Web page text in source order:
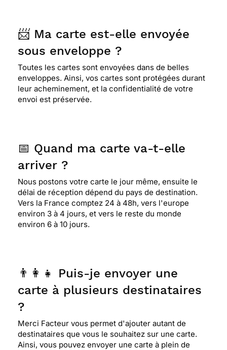
📨 Ma carte est-elle envoyée
sous enveloppe ?
Toutes les cartes sont envoyées dans de belles
enveloppes. Ainsi, vos cartes sont protégées durant
leur acheminement, et la confidentialité de votre
envoi est préservée.
📅 Quand ma carte va-t-elle
arriver ?
Nous postons votre carte le jour même, ensuite le
délai de réception dépend du pays de destination.
Vers la France comptez 24 à 48h, vers l'europe
environ 3 à 4 jours, et vers le reste du monde
environ 6 à 10 jours.
👨‍👩‍👧 Puis-je envoyer une
carte à plusieurs destinataires
?
Merci Facteur vous permet d'ajouter autant de
destinataires que vous le souhaitez sur une carte.
Ainsi, vous pouvez envoyer une carte à plein de